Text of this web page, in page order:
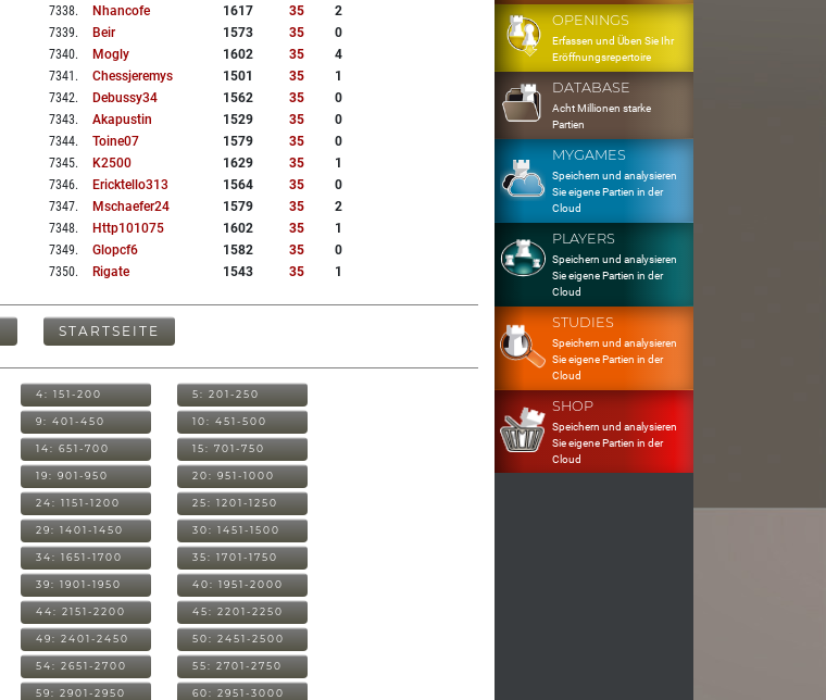
7338. Nhancofe 1617 35
2
7339. Beir 1573 35
0
7340. Mogly 1602 35
4
7341 . Chessjeremys 1501 35
1
7342. Debussy34 1562 35
0
7343. Akapustin 1529 35
0
7344. Toine07 1579 35
0
7345. K2500 1629 35
1
7346. Ericktello313 1564 35
0
7347. Mschaefer24 1579 35
2
7348. Http101075 1602 35
1
7349. Glopcf6 1582 35
0
7350. Rigate 1543 35 1
STARTSEITE
4: 151-200 5: 201-250
9: 401-450 10: 451-500
14: 651-700 15: 701-750
19: 901-950 20: 951-1000
24: 1151-1200 25: 1201-1250
29: 1401-1450 30: 1451-1500
34: 1651-1700 35: 1701-1750
39: 1901-1950 40: 1951-2000
44: 2151-2200 45: 2201-2250
49: 2401-2450 50: 2451-2500
54: 2651-2700 55: 2701-2750
59: 2901-2950 60: 2951-3000
OPENINGS
Erfassen und Üben Sie Ihr
Eröffnungsrepertoire
DATABASE
Acht Millionen starke
Partien
MYGAMES
Speichern und analysieren
Sie eigene Partien in der
Cloud
PLAYERS
Speichern und analysieren
Sie eigene Partien in der
Cloud
STUDIES
Speichern und analysieren
Sie eigene Partien in der
Cloud
SHOP
Speichern und analysieren
Sie eigene Partien in der
Cloud